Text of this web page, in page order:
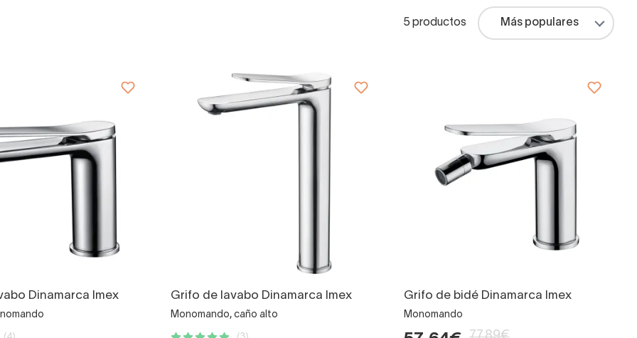
5 productos
Dinamarca Imex Grifo de lavabo Dinamarca Imex
Monomando, caño alto
Grifo de bidé Dinamarca Imex
Monomando